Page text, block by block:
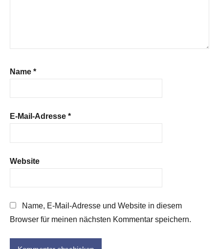
Name *
E-Mail-Adresse *
Website
Name, E-Mail-Adresse und Website in diesem
Browser für meinen nächsten Kommentar speichern.